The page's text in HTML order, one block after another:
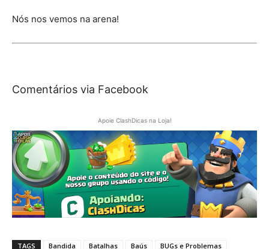
Nós nos vemos na arena!
Comentários via Facebook
Apoie ClashDicas na Loja!
TAGS Bandida Batalhas Baús
BUGs e Problemas